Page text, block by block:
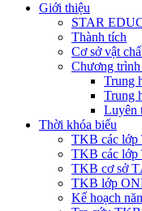
Giới thiệu
STAR
Thành tích
Cơ sở vật
Chương
Trung
Trung
Luyên
Thời khóa biểu
TKB các lớp
TKB các lớp
TKB cơ sở
TKB lớp
Kế hoạch